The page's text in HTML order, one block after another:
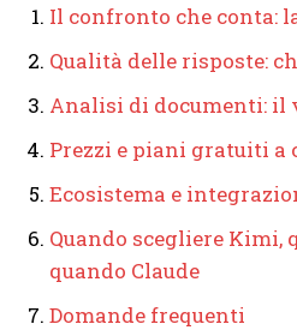
Il confronto che conta:
Qualità delle risposte:
Analisi di documenti:
Prezzi e piani gratuiti a
Ecosistema e
Quando scegliere Kimi,
quando Claude
Domande frequenti